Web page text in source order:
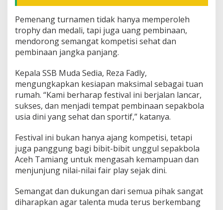
Pemenang turnamen tidak hanya memperoleh
trophy dan medali, tapi juga uang pembinaan,
mendorong semangat kompetisi sehat dan
pembinaan jangka panjang.
Kepala SSB Muda Sedia, Reza Fadly,
mengungkapkan kesiapan maksimal sebagai tuan
rumah. “Kami berharap festival ini berjalan lancar,
sukses, dan menjadi tempat pembinaan sepakbola
usia dini yang sehat dan sportif,” katanya.
Festival ini bukan hanya ajang kompetisi, tetapi
juga panggung bagi bibit-bibit unggul sepakbola
Aceh Tamiang untuk mengasah kemampuan dan
menjunjung nilai-nilai fair play sejak dini.
Semangat dan dukungan dari semua pihak sangat
diharapkan agar talenta muda terus berkembang